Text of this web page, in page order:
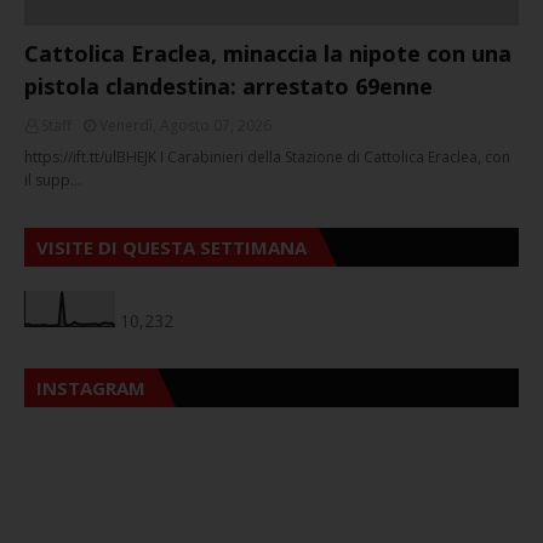
Cattolica Eraclea, minaccia la nipote con una
pistola clandestina: arrestato 69enne
https://ift.tt/ulBHEJK I Carabinieri della Stazione di Cattolica Eraclea, con
il supp…
VISITE DI QUESTA SETTIMANA
10,232
INSTAGRAM